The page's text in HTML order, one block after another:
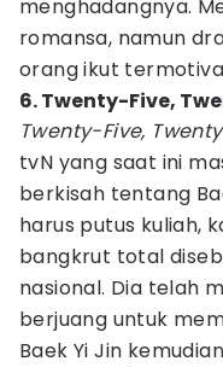
menghadangnya.
romansa, namun
orang ikut
6. Twenty-Five,
Twenty-Five,
tvN yang saat ini
berkisah tentang
harus putus kuliah,
bangkrut total
nasional. Dia telah
berjuang untuk
Baek Yi Jin